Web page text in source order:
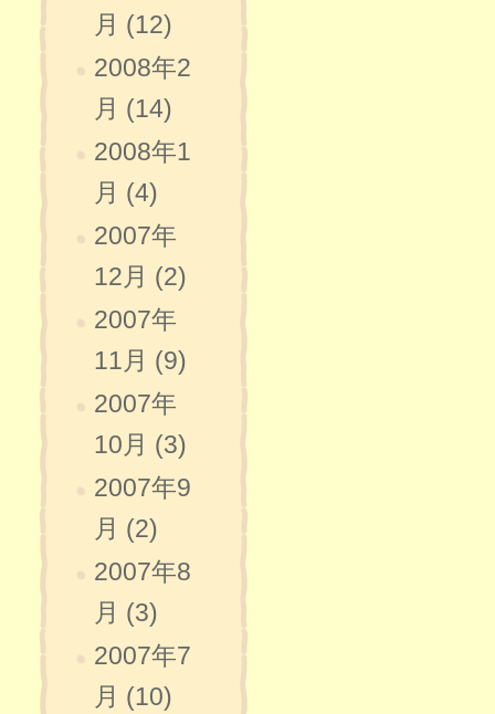
月 (12)
2008年2
月 (14)
2008年1
月 (4)
2007年
12月 (2)
2007年
11月 (9)
2007年
10月 (3)
2007年9
月 (2)
2007年8
月 (3)
2007年7
月 (10)